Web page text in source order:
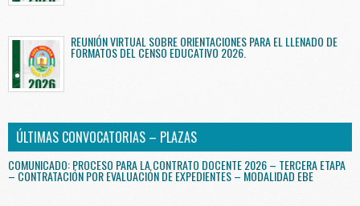
REUNIÓN VIRTUAL SOBRE ORIENTACIONES PARA EL LLENADO DE
FORMATOS DEL CENSO EDUCATIVO 2026.
ÚLTIMAS CONVOCATORIAS – PLAZAS
COMUNICADO: PROCESO PARA LA CONTRATO DOCENTE 2026 – TERCERA ETAPA
– CONTRATACIÓN POR EVALUACIÓN DE EXPEDIENTES – MODALIDAD EBE